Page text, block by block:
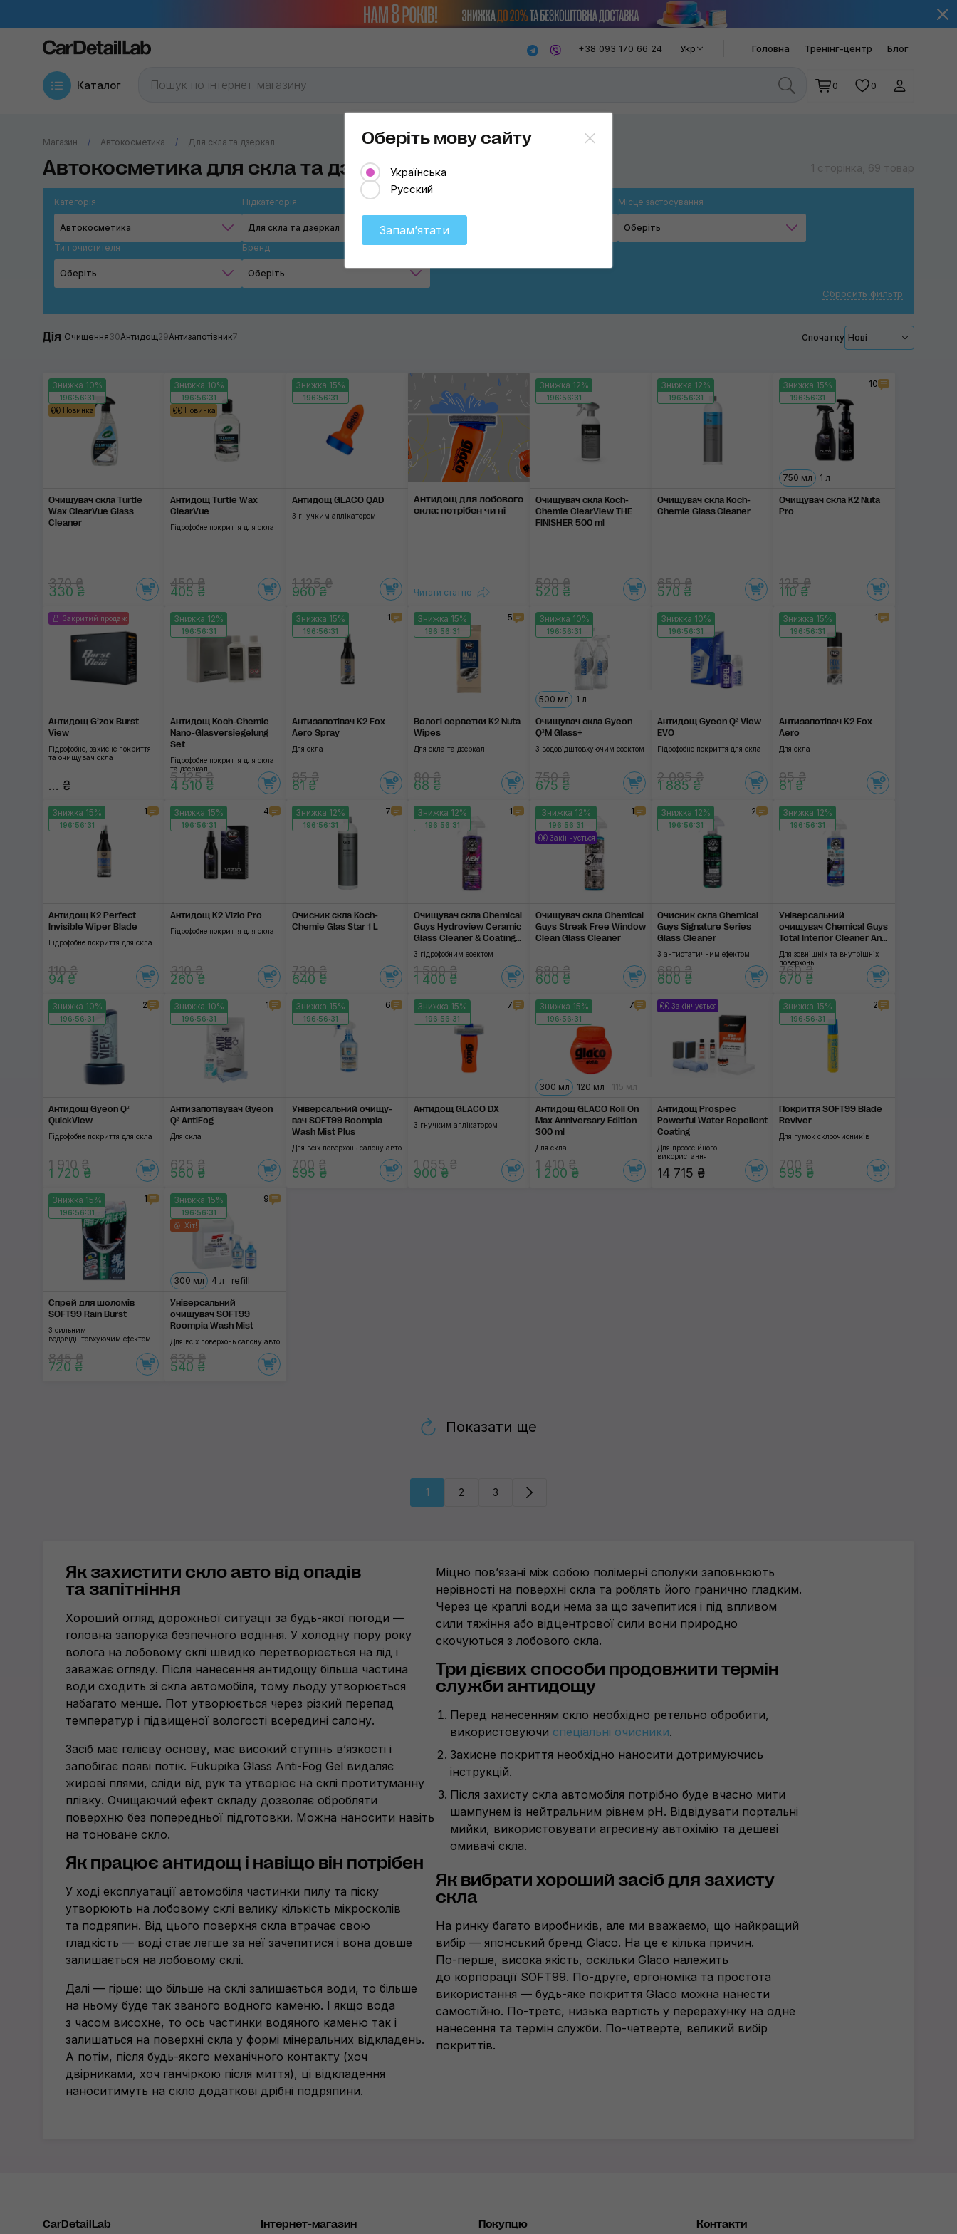
+38 093 170 66 24 Укр Головна Тренінг-центр Блог
Каталог 0 0
Магазин Автокосметика Для скла та дзеркал
Автокосметика для скла та дзеркал 1 сторінка, 69 товар
Категорія
Автокосметика
Підкатегорія
Для скла та дзеркал Оберіть
Місце застосування
Оберіть
Тип очистителя
Оберіть
Спиртовий
Безаміачний
Застосувати
Бренд
Оберіть
SGCB
Сбросить фильтр
Дія Очищення30Антидощ29Антизапотівник7 Спочатку Нові
Знижка 10%
196:56:31
Новинка
Очищувач скла Turtle
Wax ClearVue Glass
Cleaner
370 ₴
330 ₴
Знижка 10%
196:56:31
Новинка
Антидощ Turtle Wax
ClearVue
Гідрофобне покриття для скла
450 ₴
405 ₴
Знижка 15%
196:56:31
Антидощ GLACO QAD
З гнучким аплікатором
1 125 ₴
960 ₴
Антидощ для лобово­го
скла: по­трі­бен чи ні
Читати статтю
Знижка 12%
196:56:31
Очищувач скла Koch-
Chemie ClearView THE
FINISHER 500 ml
590 ₴
520 ₴
Знижка 12%
196:56:31
Очищувач скла Koch-
Chemie Glass Cleaner
650 ₴
570 ₴
Знижка 15%
196:56:31
10
750 мл 1 л
Очищувач скла K2 Nuta
Pro
125 ₴
110 ₴
Закритий продаж
Антидощ G’zox Burst
View
Гідрофобне, захисне покриття
та очищувач скла
... ₴
Знижка 12%
196:56:31
Антидощ Koch-Chemie
Nano-Glasversiegelung
Set
Гідрофобне покриття для скла
та дзеркал
5 125 ₴
4 510 ₴
Знижка 15%
196:56:31
1
Антизапотівач K2 Fox
Aero Spray
Для скла
95 ₴
81 ₴
Знижка 15%
196:56:31
5
Вологі серветки K2 Nuta
Wipes
Для скла та дзеркал
80 ₴
68 ₴
Знижка 10%
196:56:31
500 мл 1 л
Очищувач скла Gyeon
Q²M Glass+
З водовідштовхуючим ефектом
750 ₴
675 ₴
Знижка 10%
196:56:31
Антидощ Gyeon Q² View
EVO
Гідрофобне покриття для скла
2 095 ₴
1 885 ₴
Знижка 15%
196:56:31
1
Антизапотівач K2 Fox
Aero
Для скла
95 ₴
81 ₴
Знижка 15%
196:56:31
1
Антидощ K2 Perfect
Invisible Wiper Blade
Гідрофобне покриття для скла
110 ₴
94 ₴
Знижка 15%
196:56:31
4
Антидощ K2 Vizio Pro
Гідрофобне покриття для скла
310 ₴
260 ₴
Знижка 12%
196:56:31
7
Очисник скла Koch-
Chemie Glas Star 1 L
730 ₴
640 ₴
Знижка 12%
196:56:31
1
Очищувач скла Chemical
Guys Hydroview Ceramic
Glass Cleaner & Coating
473 ml
З гідрофобним ефектом
1 590 ₴
1 400 ₴
Знижка 12%
196:56:31
Закінчується
1
Очищувач скла Chemical
Guys Streak Free Window
Clean Glass Cleaner
680 ₴
600 ₴
Знижка 12%
196:56:31
2
Очисник скла Chemical
Guys Signature Series
Glass Cleaner
З антистатичним ефектом
680 ₴
600 ₴
Знижка 12%
196:56:31
Універсальний
очищувач Chemical Guys
Total Interior Cleaner And
Protectant
Для зовнішніх та внутрішніх
поверхонь
760 ₴
670 ₴
Знижка 10%
196:56:31
2
Антидощ Gyeon Q²
QuickView
Гідрофобне покриття для скла
1 910 ₴
1 720 ₴
Знижка 10%
196:56:31
1
Антизапотівувач Gyeon
Q² AntiFog
Для скла
625 ₴
560 ₴
Знижка 15%
196:56:31
6
Універсальний очищу­
вач SOFT99 Roompia
Wash Mist Plus
Для всіх поверхонь салону авто
700 ₴
595 ₴
Знижка 15%
196:56:31
7
Антидощ GLACO DX
З гнучким аплікатором
1 055 ₴
900 ₴
Знижка 15%
196:56:31
7
300 мл 120 мл 115 мл
Антидощ GLACO Roll On
Max Anniversary Edition
300 ml
Для скла
1 410 ₴
1 200 ₴
Закінчується
Антидощ Prospec
Powerful Water Repellent
Coating
Для професійного
використання
14 715 ₴
Знижка 15%
196:56:31
2
Покриття SOFT99 Blade
Reviver
Для гумок склоочисників
700 ₴
595 ₴
Знижка 15%
196:56:31
1
Cпрей для шоломів
SOFT99 Rain Burst
З сильним
водовідштовхуючим ефектом
845 ₴
720 ₴
Знижка 15%
196:56:31
Хіт!
9
300 мл 4 л refill
Універсальний
очищувач SOFT99
Roompia Wash Mist
Для всіх поверхонь салону авто
635 ₴
540 ₴
Показати ще
1 2 3
Як захистити скло авто від опадів
та запітніння
Хороший огляд дорожньої ситуації за будь-якої погоди —
головна запорука безпечного водіння. У холодну пору року
волога на лобовому склі швидко перетворюється на лід і
заважає огляду. Після нанесення антидощу більша частина
води сходить зі скла автомобіля, тому льоду утворюється
набагато менше. Пот утворюється через різкий перепад
температур і підвищеної вологості всередині салону.
Засіб має гелієву основу, має високий ступінь в’язкості і
запобігає появі потік. Fukupika Glass Anti-Fog Gel видаляє
жирові плями, сліди від рук та утворює на склі протитуманну
плівку. Очищаючий ефект складу дозволяє обробляти
поверхню без попередньої підготовки. Можна наносити навіть
на тоноване скло.
Як працює антидощ і навіщо він потрібен
У ході експлуатації автомобіля частинки пилу та піску
утворюють на лобовому склі велику кількість мікросколів
та подряпин. Від цього поверхня скла втрачає свою
гладкість — воді стає легше за неї зачепитися і вона довше
залишається на лобовому склі.
Далі — гірше: що більше на склі залишається води, то більше
на ньому буде так званого водного каменю. І якщо вода
з часом висохне, то ось частинки водяного каменю так і
залишаться на поверхні скла у формі мінеральних відкладень.
А потім, після будь-якого механічного контакту (хоч
двірниками, хоч ганчіркою після миття), ці відкладення
наноситимуть на скло додаткові дрібні подряпини.
Міцно пов’язані між собою полімерні сполуки заповнюють
нерівності на поверхні скла та роблять його гранично гладким.
Через це краплі води нема за що зачепитися і під впливом
сили тяжіння або відцентрової сили вони природно
скочуються з лобового скла.
Три дієвих способи продовжити термін
служби антидощу
Перед нанесенням скло необхідно ретельно обробити,
використовуючи спеціальні очисники.
Захисне покриття необхідно наносити дотримуючись
інструкцій.
Після захисту скла автомобіля потрібно буде вчасно мити
шампунем із нейтральним рівнем pH. Відвідувати портальні
мийки, використовувати агресивну автохімію та дешеві
омивачі скла.
Як вибрати хороший засіб для захисту
скла
На ринку багато виробників, але ми вважаємо, що найкращий
вибір — японський бренд Glaco. На це є кілька причин.
По-перше, висока якість, оскільки Glaco належить
до корпорації SOFT99. По-друге, ергономіка та простота
використання — будь-яке покриття Glaco можна нанести
самостійно. По-третє, низька вартість у перерахунку на одне
нанесення та термін служби. По-четверте, великий вибір
покриттів.
CarDetailLab Інтернет-магазин Покупцю Контакти
Оберіть мову сайту
Українська
Русский
Запамʼятати